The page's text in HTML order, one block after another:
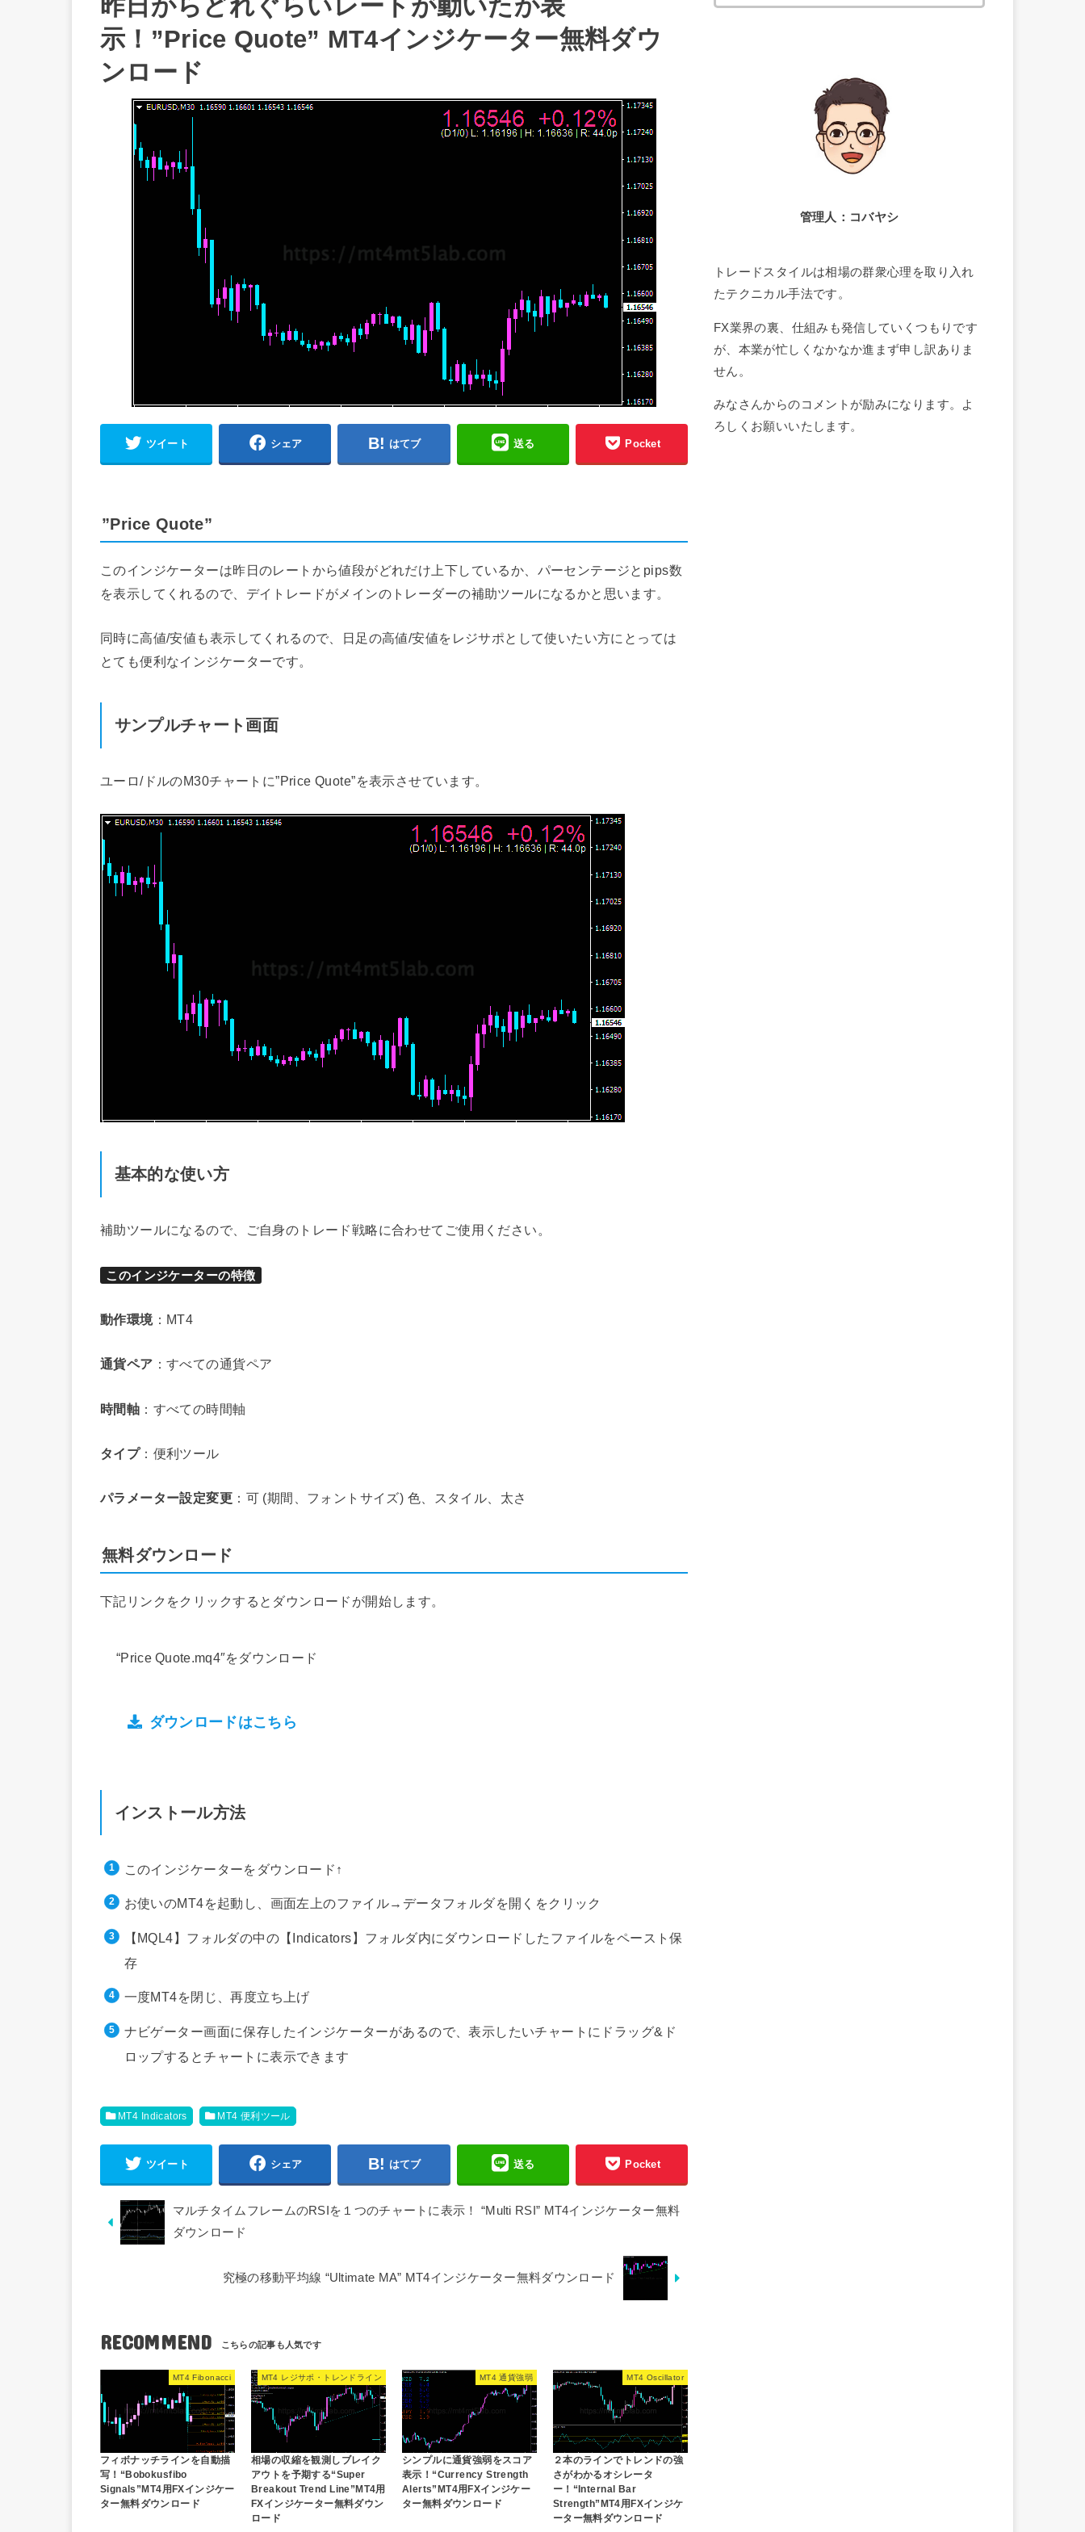
昨日からどれぐらいレートが動いたか表
示！”Price Quote” MT4インジケーター無料ダウ
ンロード
ツイート シェア はてブ 送る Pocket
”Price Quote”
このインジケーターは昨日のレートから値段がどれだけ上下しているか、パーセンテージとpips数
を表示してくれるので、デイトレードがメインのトレーダーの補助ツールになるかと思います。
同時に高値/安値も表示してくれるので、日足の高値/安値をレジサポとして使いたい方にとっては
とても便利なインジケーターです。
サンプルチャート画面
ユーロ/ドルのM30チャートに”Price Quote”を表示させています。
基本的な使い方
補助ツールになるので、ご自身のトレード戦略に合わせてご使用ください。
このインジケーターの特徴
動作環境：MT4
通貨ペア ：すべての通貨ペア
時間軸 ：すべての時間軸
タイプ：便利ツール
パラメーター設定変更 ：可 (期間、フォントサイズ) 色、スタイル、太さ
無料ダウンロード
下記リンクをクリックするとダウンロードが開始します。
“Price Quote.mq4″をダウンロード
ダウンロードはこちら
インストール方法
このインジケーターをダウンロード↑
お使いのMT4を起動し、画面左上のファイル→データフォルダを開くをクリック
【MQL4】フォルダの中の【Indicators】フォルダ内にダウンロードしたファイルをペースト保
存
一度MT4を閉じ、再度立ち上げ
ナビゲーター画面に保存したインジケーターがあるので、表示したいチャートにドラッグ&ド
ロップするとチャートに表示できます
MT4 Indicators MT4 便利ツール
ツイート シェア はてブ 送る Pocket
マルチタイムフレームのRSIを１つのチャートに表示！ “Multi RSI” MT4インジケーター無料
ダウンロード
究極の移動平均線 “Ultimate MA” MT4インジケーター無料ダウンロード
RECOMMEND
MT4 Fibonacci
フィボナッチラインを自動描
写！“Bobokusfibo
Signals”MT4用FXインジケー
ター無料ダウンロード
MT4 レジサポ・トレンドライン
相場の収縮を観測しブレイク
アウトを予期する“Super
Breakout Trend Line”MT4用
FXインジケーター無料ダウン
ロード
MT4 通貨強弱
シンプルに通貨強弱をスコア
表示！“Currency Strength
Alerts”MT4用FXインジケー
ター無料ダウンロード
MT4 Oscillator
２本のラインでトレンドの強
さがわかるオシレータ
ー！“Internal Bar
Strength”MT4用FXインジケ
ーター無料ダウンロード
索:
管理人：コバヤシ
トレードスタイルは相場の群衆心理を取り入れ
たテクニカル手法です。
FX業界の裏、仕組みも発信していくつもりです
が、本業が忙しくなかなか進まず申し訳ありま
せん。
みなさんからのコメントが励みになります。よ
ろしくお願いいたします。